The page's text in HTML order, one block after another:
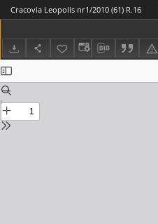
Cracovia Leopolis nr1/2010 (61) R.16